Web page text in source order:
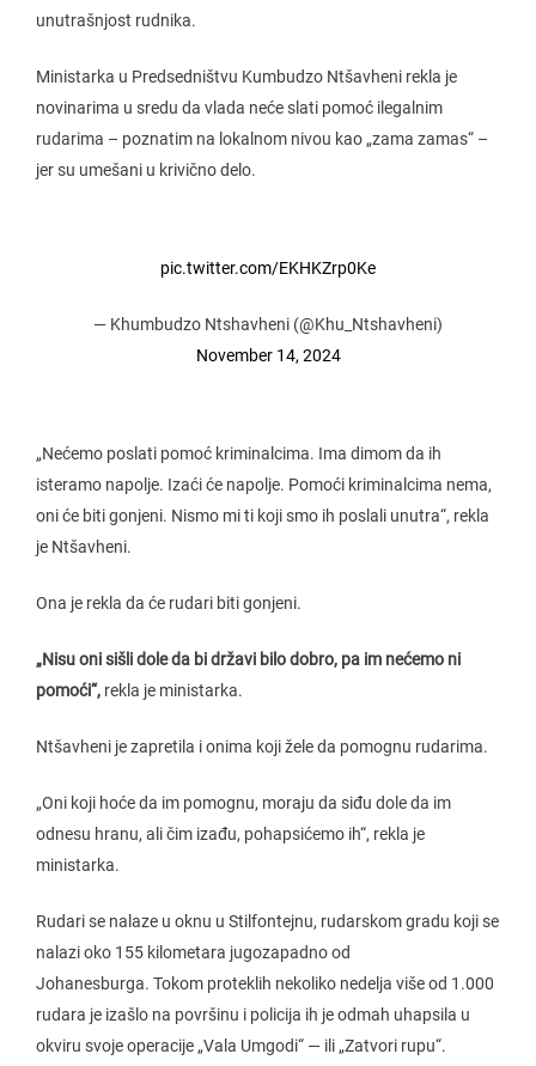
unutrašnjost rudnika.
Ministarka u Predsedništvu Kumbudzo Ntšavheni rekla je
novinarima u sredu da vlada neće slati pomoć ilegalnim
rudarima – poznatim na lokalnom nivou kao „zama zamas“ –
jer su umešani u krivično delo.
pic.twitter.com/EKHKZrp0Ke
— Khumbudzo Ntshavheni (@Khu_Ntshavheni)
November 14, 2024
„Nećemo poslati pomoć kriminalcima. Ima dimom da ih
isteramo napolje. Izaći će napolje. Pomoći kriminalcima nema,
oni će biti gonjeni. Nismo mi ti koji smo ih poslali unutra“, rekla
je Ntšavheni.
Ona je rekla da će rudari biti gonjeni.
„Nisu oni sišli dole da bi državi bilo dobro, pa im nećemo ni
pomoći“, rekla je ministarka.
Ntšavheni je zapretila i onima koji žele da pomognu rudarima.
„Oni koji hoće da im pomognu, moraju da siđu dole da im
odnesu hranu, ali čim izađu, pohapsićemo ih“, rekla je
ministarka.
Rudari se nalaze u oknu u Stilfontejnu, rudarskom gradu koji se
nalazi oko 155 kilometara jugozapadno od
Johanesburga. Tokom proteklih nekoliko nedelja više od 1.000
rudara je izašlo na površinu i policija ih je odmah uhapsila u
okviru svoje operacije „Vala Umgodi“ — ili „Zatvori rupu“.